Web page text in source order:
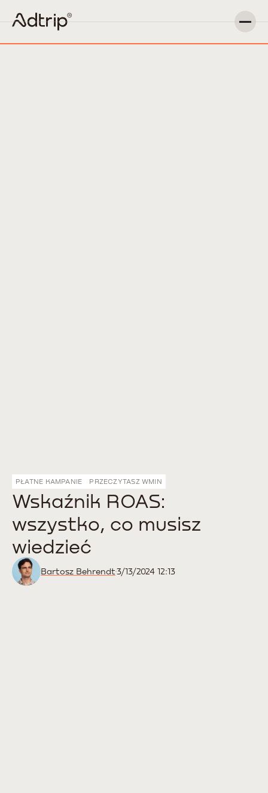
PŁATNE KAMPANIE PRZECZYTASZ WMIN
Wskaźnik ROAS:
wszystko, co musisz
wiedzieć
Bartosz Behrendt3/13/2024 12:13